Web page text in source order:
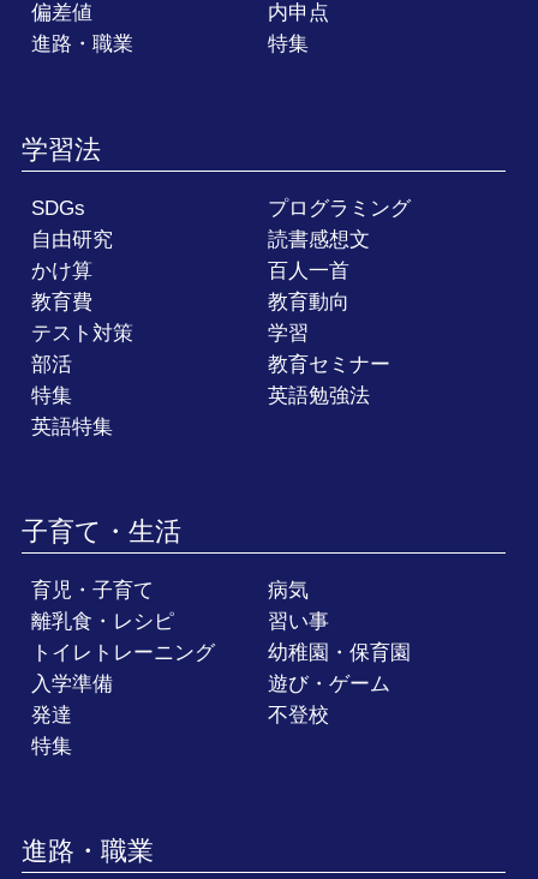
偏差値
内申点
進路・職業
特集
学習法
SDGs
プログラミング
自由研究
読書感想文
かけ算
百人一首
教育費
教育動向
テスト対策
学習
部活
教育セミナー
特集
英語勉強法
英語特集
子育て・生活
育児・子育て
病気
離乳食・レシピ
習い事
トイレトレーニング
幼稚園・保育園
入学準備
遊び・ゲーム
発達
不登校
特集
進路・職業